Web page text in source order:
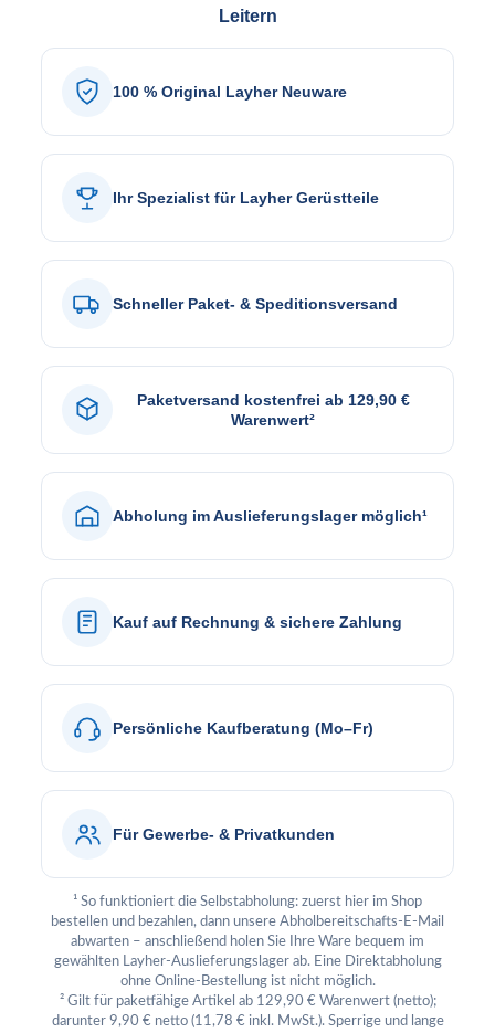
Leitern
100 % Original Layher Neuware
Ihr Spezialist für Layher Gerüstteile
Schneller Paket- & Speditionsversand
Paketversand kostenfrei ab 129,90 €
Warenwert²
Abholung im Auslieferungslager möglich¹
Kauf auf Rechnung & sichere Zahlung
Persönliche Kaufberatung (Mo–Fr)
Für Gewerbe- & Privatkunden
¹ So funktioniert die Selbstabholung: zuerst hier im Shop
bestellen und bezahlen, dann unsere Abholbereitschafts-E-Mail
abwarten – anschließend holen Sie Ihre Ware bequem im
gewählten Layher-Auslieferungslager ab. Eine Direktabholung
ohne Online-Bestellung ist nicht möglich.
² Gilt für paketfähige Artikel ab 129,90 € Warenwert (netto);
darunter 9,90 € netto (11,78 € inkl. MwSt.). Sperrige und lange